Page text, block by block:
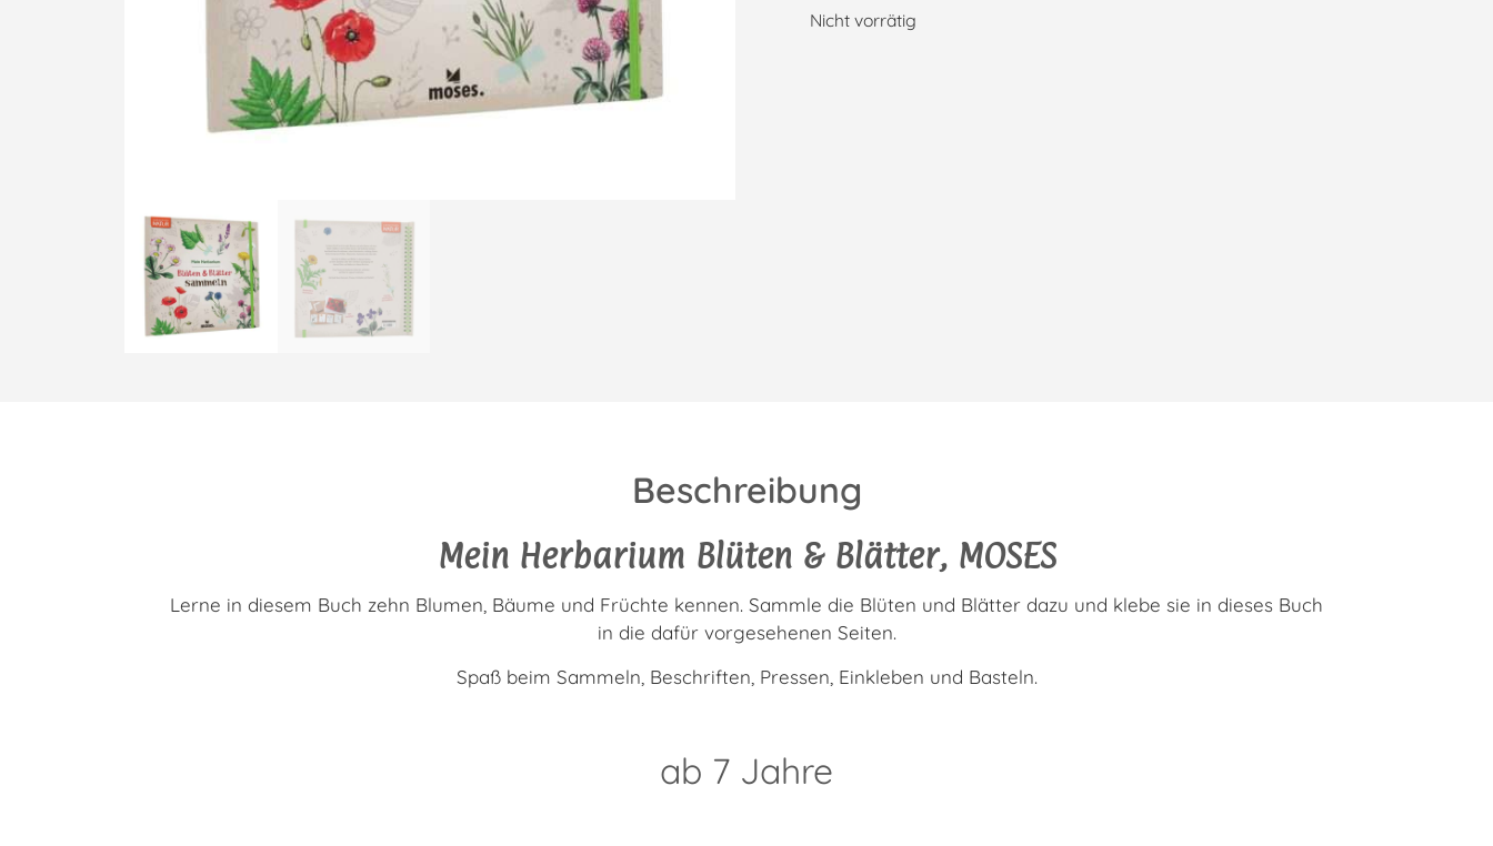
Nicht vorrätig
Beschreibung
Mein Herbarium Blüten & Blätter, MOSES
Lerne in diesem Buch zehn Blumen, Bäume und Früchte kennen. Sammle die Blüten und Blätter dazu und klebe sie in dieses Buch
in die dafür vorgesehenen Seiten.
Spaß beim Sammeln, Beschriften, Pressen, Einkleben und Basteln.
ab 7 Jahre